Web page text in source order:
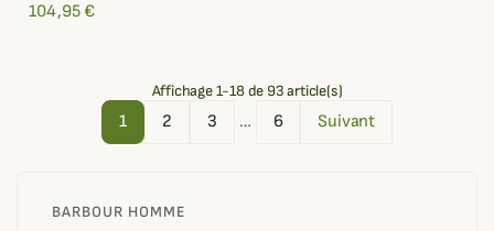
BARBOUR HOMME
104,95 €
Affichage 1-18 de 93 article(s)
1 2 3 … 6 Suivant